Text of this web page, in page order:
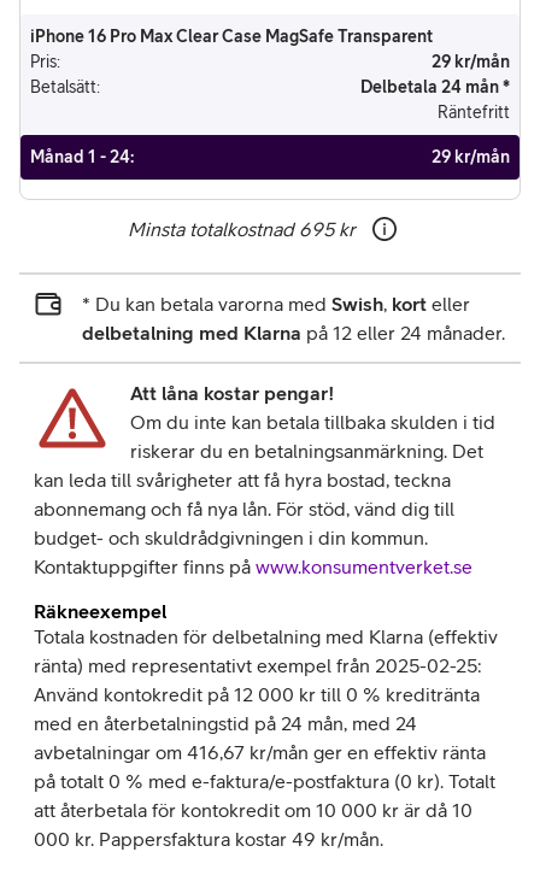
iPhone 16 Pro Max Clear Case MagSafe Transparent
Pris:
29 kr/mån
Betalsätt:
Delbetala 24 mån *
Räntefritt
Månad 1 - 24: 29 kr/mån
Minsta totalkostnad 695 kr
* Du kan betala varorna med Swish, kort eller
delbetalning med Klarna på 12 eller 24 månader.
Att låna kostar pengar!
Om du inte kan betala tillbaka skulden i tid
riskerar du en betalningsanmärkning. Det
kan leda till svårigheter att få hyra bostad, teckna
abonnemang och få nya lån. För stöd, vänd dig till
budget- och skuldrådgivningen i din kommun.
Kontaktuppgifter finns på www.konsumentverket.se
Räkneexempel
Totala kostnaden för delbetalning med Klarna (effektiv
ränta) med representativt exempel från 2025-02-25:
Använd kontokredit på 12 000 kr till 0 % kreditränta
med en återbetalningstid på 24 mån, med 24
avbetalningar om 416,67 kr/mån ger en effektiv ränta
på totalt 0 % med e-faktura/e-postfaktura (0 kr). Totalt
att återbetala för kontokredit om 10 000 kr är då 10
000 kr. Pappersfaktura kostar 49 kr/mån.